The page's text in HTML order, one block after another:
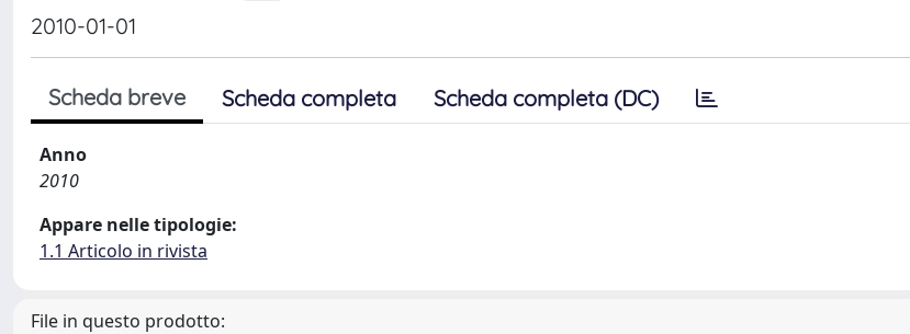
2010-01-01
Scheda breve Scheda completa Scheda completa (DC)
Anno
2010
Appare nelle tipologie:
1.1 Articolo in rivista
File in questo prodotto: